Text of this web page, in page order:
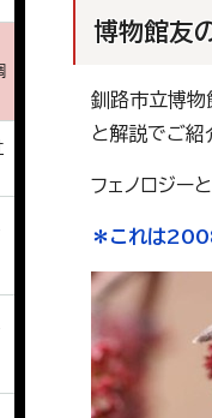
博物館友
釧路市立博物
と解説でご紹
フェノロジー
＊これは